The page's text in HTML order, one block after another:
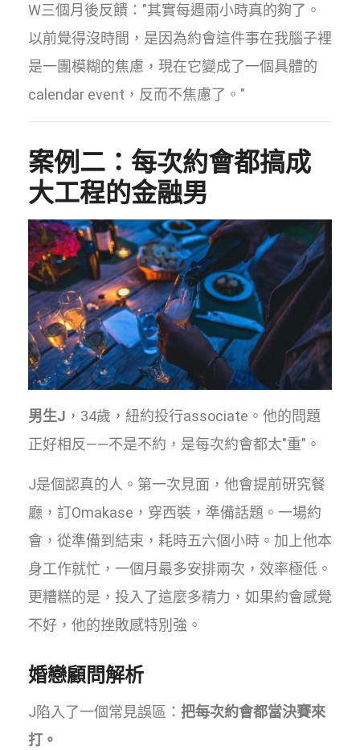
W三個月後反饋："其實每週兩小時真的夠了。
以前覺得沒時間，是因為約會這件事在我腦子裡
是一團模糊的焦慮，現在它變成了一個具體的
calendar event，反而不焦慮了。"
案例二：每次約會都搞成
大工程的金融男
男生J ，34歲，紐約投行associate。他的問題
正好相反——不是不約，是每次約會都太"重"。
J是個認真的人。第一次見面，他會提前研究餐
廳，訂Omakase，穿西裝，準備話題。一場約
會，從準備到結束，耗時五六個小時。加上他本
身工作就忙，一個月最多安排兩次，效率極低。
更糟糕的是，投入了這麼多精力，如果約會感覺
不好，他的挫敗感特別強。
婚戀顧問解析
J陷入了一個常見誤區： 把每次約會都當決賽來
打。